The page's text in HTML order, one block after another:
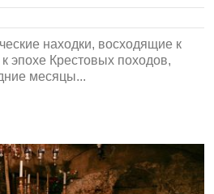
находки, восходящие к
эпохе Крестовых походов,
месяцы...